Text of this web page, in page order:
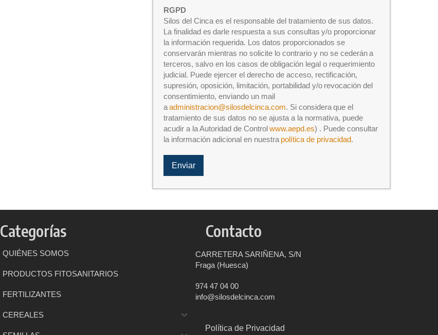
e
c
k
b
o
x
e
s
*
RGPD
Silos del Cinca es el responsable del tratamiento de sus datos.
La finalidad es darle respuesta a sus consultas y/o proporcionar
la información requerida. Los datos proporcionados se
conservarán mientras no solicite lo contrario y no se cederán a
terceros, salvo en los casos de obligación legal o requerimiento
judicial. Puede ejercer el derecho de acceso, rectificación,
supresión, oposición, limitación, portabilidad y/o revocación del
consentimiento, enviando un mail
aadministracion@silosdelcinca.com. Si considera que el
tratamiento de sus datos no se ajusta a la normativa, puede
acudir a la Autoridad de Controlwww.aepd.es) . Puede consultar
la información adicional en nuestra política de privacidad.
Enviar
Categorías
QUIÉNES SOMOS
PRODUCTOS FITOSANITARIOS
FERTILIZANTES
CEREALES
Contacto
CARRETERA SARIÑENA, S/N
Fraga (Huesca)
974 47 04 00
info@silosdelcinca.com
Política de Privacidad